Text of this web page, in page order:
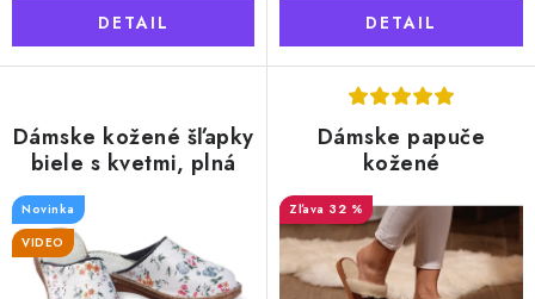
DETAIL DETAIL
Dámske kožené šľapky
biele s kvetmi, plná
Novinka
VIDEO
Dámske papuče
kožené
32 %